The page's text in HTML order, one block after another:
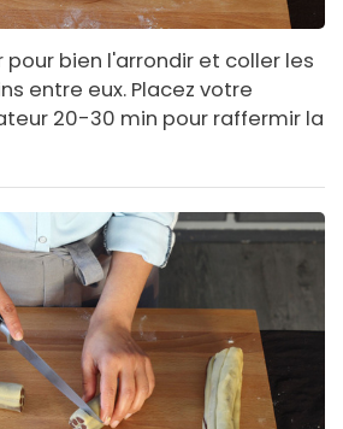
pour bien l'arrondir et coller les
entre eux. Placez votre
20-30 min pour raffermir la